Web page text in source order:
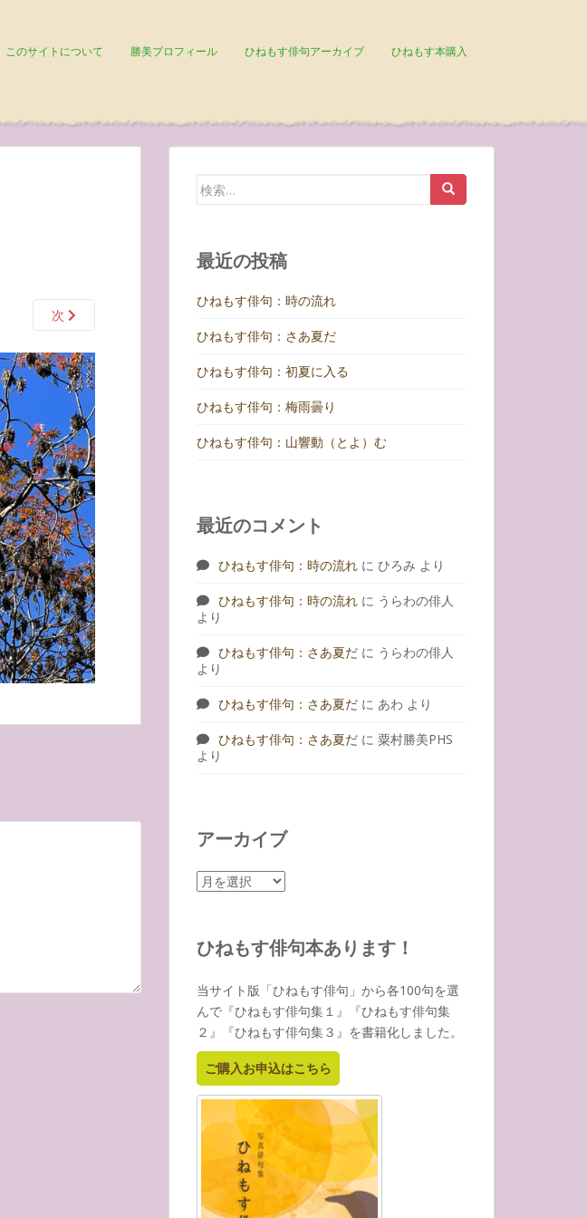
このサイトについて 勝美プロフィール ひねもす俳句アーカイブ ひねもす本購入
次
検
最近の投稿
ひねもす俳句：時の流れ
ひねもす俳句：さあ夏だ
ひねもす俳句：初夏に入る
ひねもす俳句：梅雨曇り
ひねもす俳句：山響動（とよ）む
最近のコメント
ひねもす俳句：時の流れ に ひろみ より
ひねもす俳句：時の流れ に うらわの俳人
より
ひねもす俳句：さあ夏だ に うらわの俳人
より
ひねもす俳句：さあ夏だ に あわ より
ひねもす俳句：さあ夏だ に 粟村勝美PHS
より
アーカイブ
ア
イ
ひねもす俳句本あります！
当サイト版「ひねもす俳句」から各100句を選
んで『ひねもす俳句集１』『ひねもす俳句集
２』『ひねもす俳句集３』を書籍化しました。
ご購入お申込はこちら